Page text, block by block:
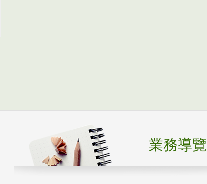
業務導覽